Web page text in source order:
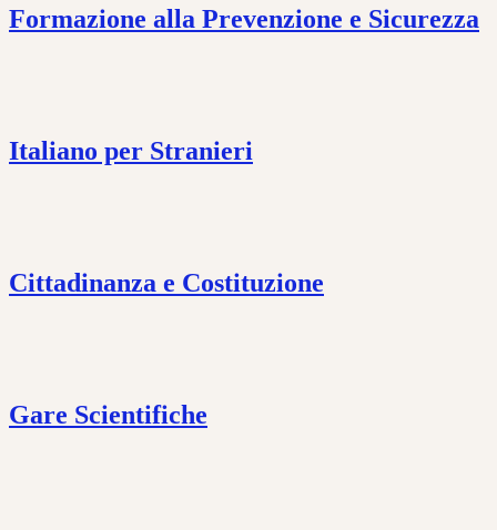
Formazione alla Prevenzione e Sicurezza
Italiano per Stranieri
Cittadinanza e Costituzione
Gare Scientifiche